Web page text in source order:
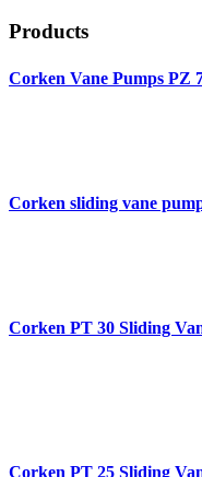
Products
Corken Vane Pumps PZ
Corken sliding vane
Corken PT 30 Sliding
Corken PT 25 Sliding